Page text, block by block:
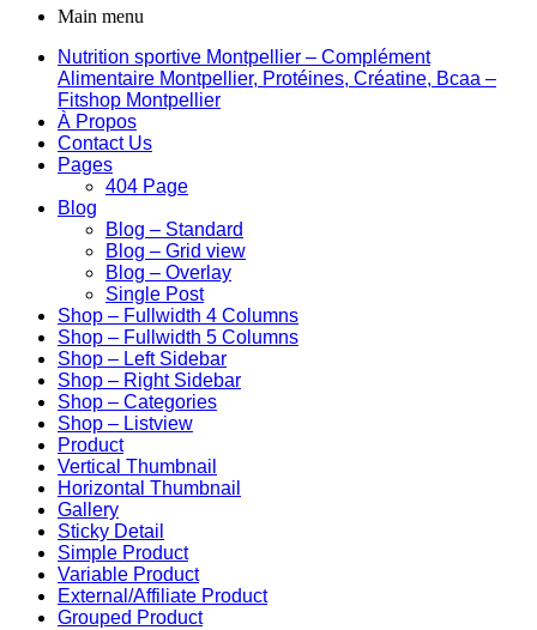
Main menu
Nutrition sportive Montpellier – Complément
Alimentaire Montpellier, Protéines, Créatine, Bcaa –
Fitshop Montpellier
À Propos
Contact Us
Pages
404 Page
Blog
Blog – Standard
Blog – Grid view
Blog – Overlay
Single Post
Shop – Fullwidth 4 Columns
Shop – Fullwidth 5 Columns
Shop – Left Sidebar
Shop – Right Sidebar
Shop – Categories
Shop – Listview
Product
Vertical Thumbnail
Horizontal Thumbnail
Gallery
Sticky Detail
Simple Product
Variable Product
External/Affiliate Product
Grouped Product